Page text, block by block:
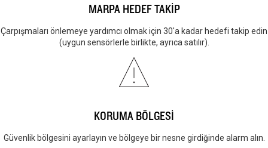
MARPA HEDEF TAKİP
Çarpışmaları önlemeye yardımcı olmak için 30'a kadar hedefi takip edin
(uygun sensörlerle birlikte, ayrıca satılır).
KORUMA BÖLGESİ
Güvenlik bölgesini ayarlayın ve bölgeye bir nesne girdiğinde alarm alın.